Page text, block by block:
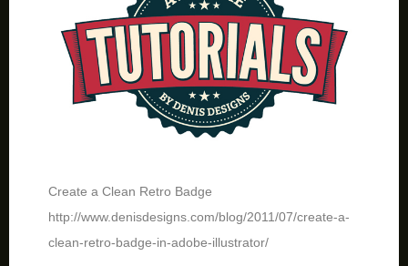
Create a Clean Retro Badge
http://www.denisdesigns.com/blog/2011/07/create-a-
clean-retro-badge-in-adobe-illustrator/